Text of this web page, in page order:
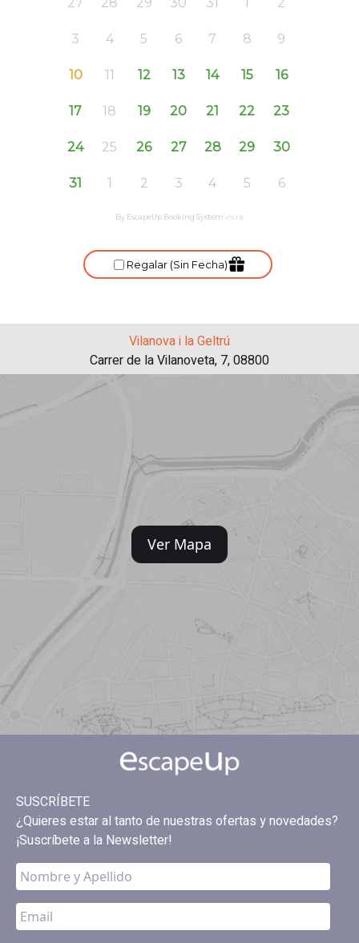
Vilanova i la Geltrú
Carrer de la Vilanoveta, 7, 08800
Ver Mapa
SUSCRÍBETE
¿Quieres estar al tanto de nuestras ofertas y novedades?
¡Suscríbete a la Newsletter!